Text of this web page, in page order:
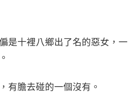
是十裡八鄉出了名的惡女，一
有膽去碰的一個沒有。